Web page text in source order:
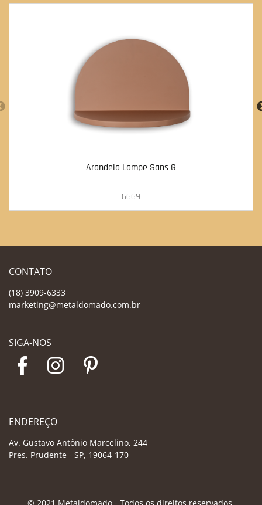
Arandela Lampe Sans G
6669
CONTATO
(18) 3909-6333
marketing@metaldomado.com.br
SIGA-NOS
ENDEREÇO
Av. Gustavo Antônio Marcelino, 244
Pres. Prudente - SP, 19064-170